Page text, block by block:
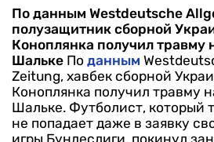
По данным Westdeutsche
полузащитник сборной
Коноплянка получил травму
Шальке По данным
Zeitung, хавбек сборной
Коноплянка получил травму
Шальке. Футболист, который
не попадает даже в заявку
игры Бундеслиги, покинул